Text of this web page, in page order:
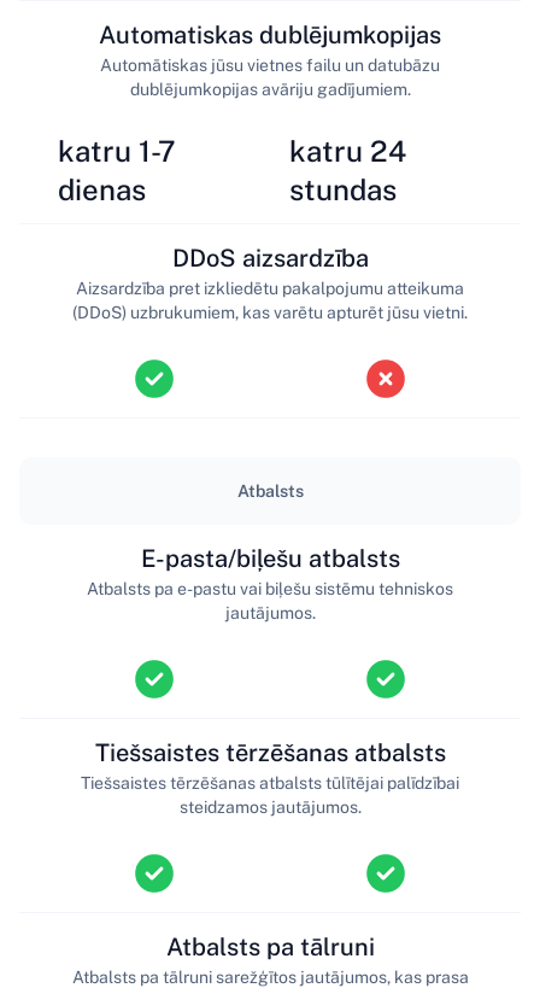
katru 1-7
dienas
Automatiskas dublējumkopijas
Automātiskas jūsu vietnes failu un datubāzu
dublējumkopijas avāriju gadījumiem.
katru 24
stundas
DDoS aizsardzība
Aizsardzība pret izkliedētu pakalpojumu atteikuma
(DDoS) uzbrukumiem, kas varētu apturēt jūsu vietni.
Atbalsts
E-pasta/biļešu atbalsts
Atbalsts pa e-pastu vai biļešu sistēmu tehniskos
jautājumos.
Tiešsaistes tērzēšanas atbalsts
Tiešsaistes tērzēšanas atbalsts tūlītējai palīdzībai
steidzamos jautājumos.
Atbalsts pa tālruni
Atbalsts pa tālruni sarežģītos jautājumos, kas prasa